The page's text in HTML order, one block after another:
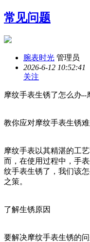
常见问题
腕表时光 管理员
2026-6-12 10:52:41
关注
摩纹手表生锈了怎么办
教你应对摩纹手表生锈
摩纹手表以其精湛的工
而，在使用过程中，手
纹手表生锈了，我们该
之策。
了解生锈原因
要解决摩纹手表生锈的